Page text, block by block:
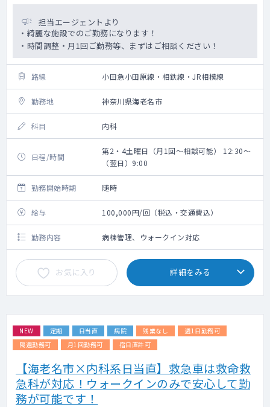
担当エージェントより
・綺麗な施設でのご勤務になります！
・時間調整・月1回ご勤務等、まずはご相談ください！
路線 小田急小田原線・相鉄線・JR相模線
勤務地 神奈川県海老名市
科目 内科
日程/時間
第2・4土曜日（月1回～相談可能） 12:30～
（翌日）9:00
勤務開始時期 随時
給与 100,000円/回（税込・交通費込）
勤務内容 病棟管理、ウォークイン対応
お気に入り 詳細をみる
NEW 定期 日当直 病院 残業なし
週1日勤務可
隔週勤務可
月1回勤務可 宿日直許可
【海老名市×内科系日当直】救急車は救命救
急科が対応！ウォークインのみで安心して勤
務が可能です！